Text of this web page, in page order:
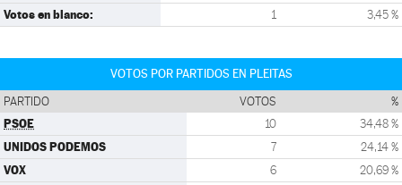
Votos en blanco: 1 3,45 %
VOTOS POR PARTIDOS EN PLEITAS
PARTIDO VOTOS %
PSOE 10 34,48 %
UNIDOS PODEMOS 7 24,14 %
VOX 6 20,69 %